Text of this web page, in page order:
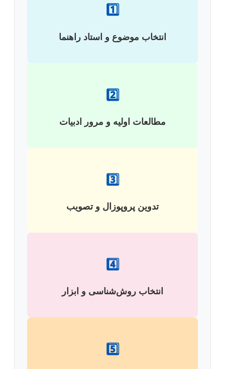
1️⃣
انتخاب موضوع و استاد راهنما
2️⃣
مطالعات اولیه و مرور ادبیات
3️⃣
تدوین پروپوزال و تصویب
4️⃣
انتخاب روش‌شناسی و ابزار
5️⃣